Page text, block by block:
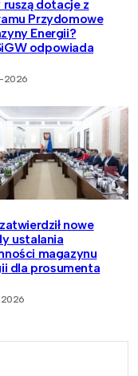
ruszą dotacje z
Przydomowe
Energii?
odpowiada
2026
nowe
ustalania
magazynu
dla prosumenta